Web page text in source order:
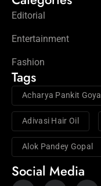
Editorial
Entertainment
Fashion
Tags
Acharya Pankit Goyal
Adivasi Hair Oil
Alok Pandey Gopal
Social Media